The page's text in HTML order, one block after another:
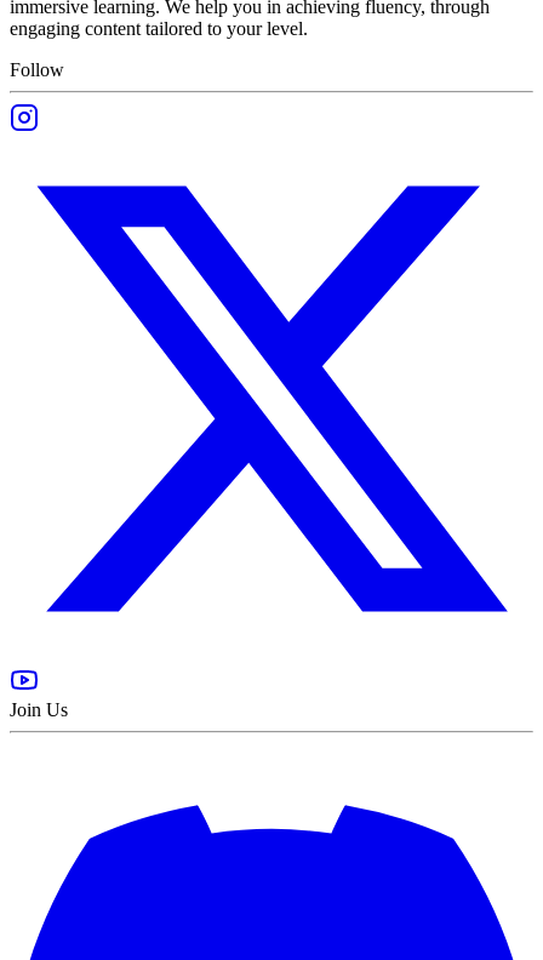
immersive learning. We help you in achieving fluency, through
engaging content tailored to your level.
Follow
Join Us